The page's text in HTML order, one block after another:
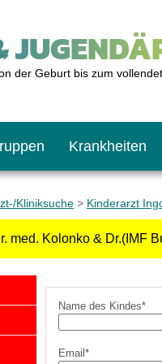
der Geburt bis zum
Das erste Jahr
Schulkinder
Jugendliche
Krankheiten
Baby: U1 bis U6
Schulkind: U10 bis
Teenager: J1 bis
Impfkalender
Was muss man
Impfreaktionen
Notrufnummern
Hausapotheke
Sofortmaßnahmen
Notdienste
Gesundheitsämter
Link-Tipps
BMI-Rechner
Blutdruckrechner
Wachstum-
Kliniksuche > Kinderarzt
med. Kolonko & Dr.(IMF
Name des Kindes*
Email*